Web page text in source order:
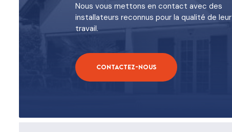
Nous vous mettons en contact avec des
installateurs reconnus pour la qualité de leur
travail.
Contactez-nous